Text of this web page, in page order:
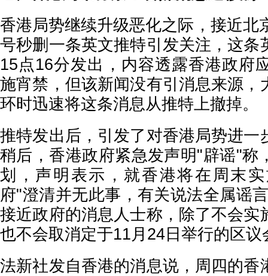
香港局势继续升级恶化之际，接近北
号秒删一条英文推特引发关注，这条
15点16分发出，内容透露香港政府
施宵禁，但该新闻没有引消息来源，
环时迅速将这条消息从推特上撤掉。
推特发出后，引发了对香港局势进一
稍后，香港政府紧急发声明"辟谣"称
划，声明表示，就香港将在周末
府"澄清并无此事，有关说法全属谣
接近政府的消息人士称，除了不会实
也不会取消定于11月24日举行的区议
法新社发自香港的消息说，周四的香